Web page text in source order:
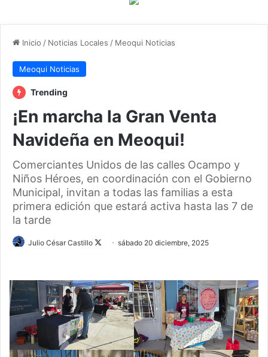
Inicio / Noticias Locales / Meoqui Noticias
Meoqui Noticias
Trending
¡En marcha la Gran Venta
Navideña en Meoqui!
Comerciantes Unidos de las calles Ocampo y
Niños Héroes, en coordinación con el Gobierno
Municipal, invitan a todas las familias a esta
primera edición que estará activa hasta las 7 de
la tarde
Julio César Castillo
Followsábado 20 diciembre, 2025